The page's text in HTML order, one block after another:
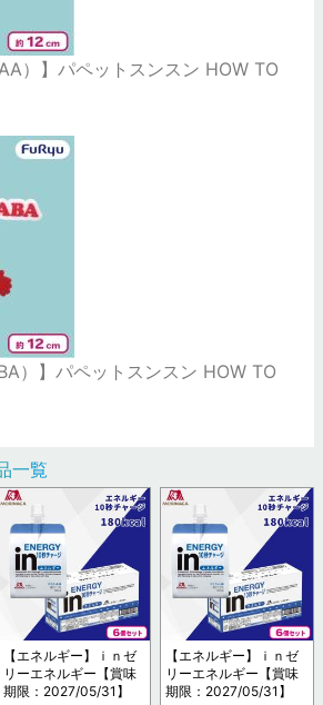
）】パペットスンスン HOW TO
）】パペットスンスン HOW TO
一覧
【エネルギー】ｉｎゼ
リーエネルギー【賞味
期限：2027/05/31】
【エネルギー】ｉｎゼ
リーエネルギー【賞味
期限：2027/05/31】